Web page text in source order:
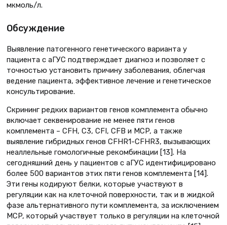
мкмоль/л.
Обсуждение
Выявление патогенного генетического варианта у
пациента с аГУС подтверждает диагноз и позволяет с
точностью установить причину заболевания, облегчая
ведение пациента, эффективное лечение и генетическое
консультирование.
Скрининг редких вариантов генов комплемента обычно
включает секвенирование не менее пяти генов
комплемента – CFH, C3, CFI, CFB и MCP, а также
выявление гибридных генов CFHR1-CFHR3, вызывающих
неаллельные гомологичные рекомбинации [13]. На
сегодняшний день у пациентов с аГУС идентифицировано
более 500 вариантов этих пяти генов комплемента [14].
Эти гены кодируют белки, которые участвуют в
регуляции как на клеточной поверхности, так и в жидкой
фазе альтернативного пути комплемента, за исключением
MCP, который участвует только в регуляции на клеточной